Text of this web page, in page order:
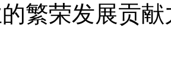
繁荣发展贡献